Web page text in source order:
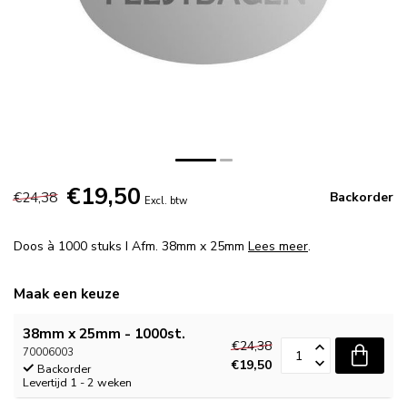
€24,38 €19,50 Excl. btw Backorder
Doos à 1000 stuks I Afm. 38mm x 25mm Lees meer.
Maak een keuze
38mm x 25mm - 1000st.
70006003
Backorder
Levertijd 1 - 2 weken
€24,38
€19,50